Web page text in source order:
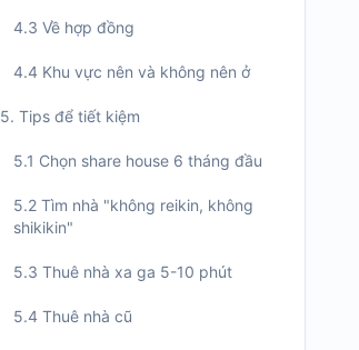
4.3 Về hợp đồng
4.4 Khu vực nên và không nên ở
5. Tips để tiết kiệm
5.1 Chọn share house 6 tháng đầu
5.2 Tìm nhà "không reikin, không
shikikin"
5.3 Thuê nhà xa ga 5-10 phút
5.4 Thuê nhà cũ